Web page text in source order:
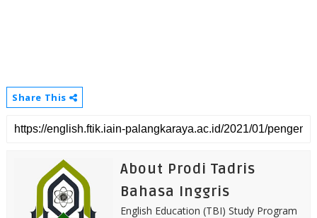
Share This
About Prodi Tadris
Bahasa Inggris
English Education (TBI) Study Program